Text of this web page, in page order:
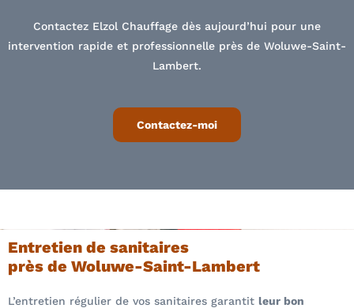
Contactez Elzol Chauffage dès aujourd’hui pour une
intervention rapide et professionnelle près de Woluwe-Saint-
Lambert.
Contactez-moi
Entretien de sanitaires
près de Woluwe-Saint-Lambert
L’entretien régulier de vos sanitaires garantit leur bon